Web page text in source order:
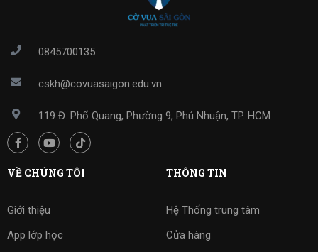
0845700135
cskh@covuasaigon.edu.vn
119 Đ. Phổ Quang, Phường 9, Phú Nhuận, TP. HCM
VỀ CHÚNG TÔI
Giới thiệu
App lớp học
THÔNG TIN
Hệ Thống trung tâm
Cửa hàng